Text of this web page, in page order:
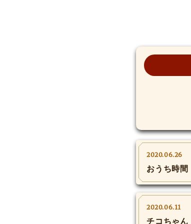
2020.06.26
おうち時間
2020.06.11
チコちゃん